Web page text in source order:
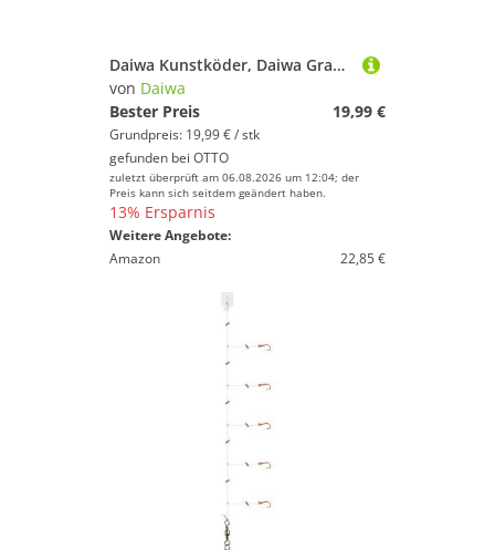
Daiwa Kunstköder, Daiwa Grand Wave Rotbarsch-Vorfach Norwegen Circle-Hook Gr5/0
von Daiwa
Bester Preis
19,99 €
Grundpreis: 19,99 € / stk
gefunden bei OTTO
zuletzt überprüft am 06.08.2026 um 12:04; der
Preis kann sich seitdem geändert haben.
13% Ersparnis
Weitere Angebote:
Amazon
22,85 €